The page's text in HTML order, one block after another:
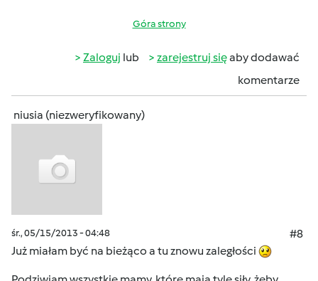
Góra strony
Zaloguj lub zarejestruj sięaby dodawać
komentarze
niusia (niezweryfikowany)
śr., 05/15/2013 - 04:48
#8
Już miałam być na bieżąco a tu znowu zaległości